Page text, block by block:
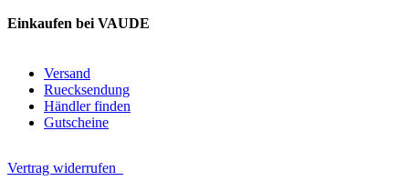
Einkaufen bei VAUDE
Versand
Ruecksendung
Händler finden
Gutscheine
Vertrag widerrufen